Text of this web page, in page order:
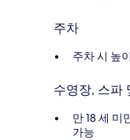
주차
주차 시 높
수영장, 스파
만 18 세 미
가능